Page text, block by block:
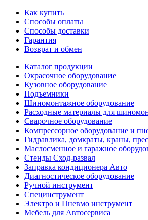
Как купить
Способы оплаты
Способы доставки
Гарантия
Возврат и обмен
Каталог продукции
Окрасочное оборудование
Кузовное оборудование
Подъемники
Шиномонтажное оборудование
Расходные материалы для
Сварочное оборудование
Компрессорное оборудование и
Гидравлика, домкраты, краны,
Маслосменное и гаражное
Стенды Сход-развал
Заправка кондиционера Авто
Диагностическое оборудование
Ручной инструмент
Специнструмент
Электро и Пневмо инструмент
Мебель для Автосервиса